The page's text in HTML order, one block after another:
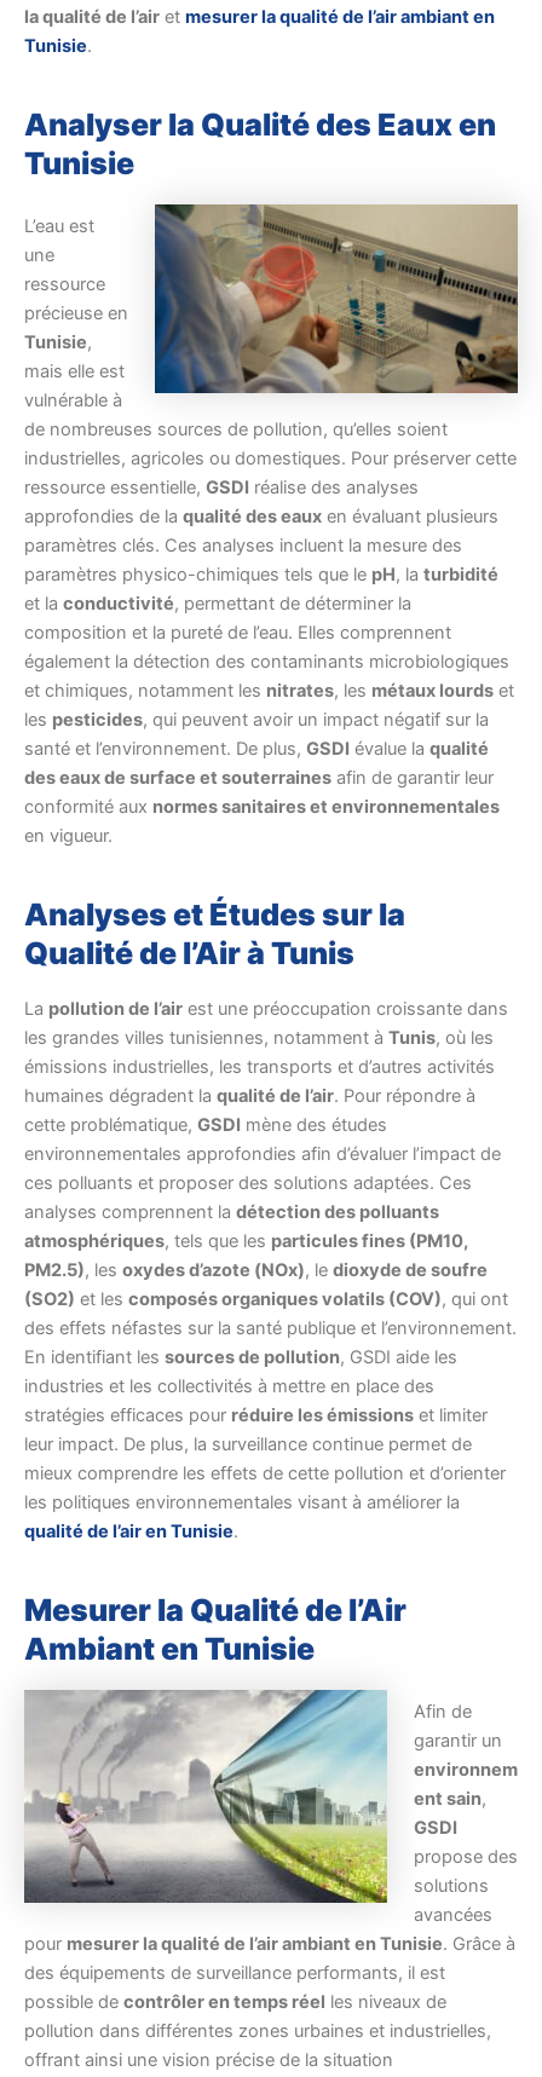
la qualité de l’air et mesurer la qualité de l’air ambiant en
Tunisie.
Analyser la Qualité des Eaux en
Tunisie
L’eau est
une
ressource
précieuse en
Tunisie,
mais elle est
vulnérable à
de nombreuses sources de pollution, qu’elles soient
industrielles, agricoles ou domestiques. Pour préserver cette
ressource essentielle, GSDI réalise des analyses
approfondies de la qualité des eaux en évaluant plusieurs
paramètres clés. Ces analyses incluent la mesure des
paramètres physico-chimiques tels que le pH, la turbidité
et la conductivité, permettant de déterminer la
composition et la pureté de l’eau. Elles comprennent
également la détection des contaminants microbiologiques
et chimiques, notamment les nitrates, les métaux lourds et
les pesticides, qui peuvent avoir un impact négatif sur la
santé et l’environnement. De plus, GSDI évalue la qualité
des eaux de surface et souterraines afin de garantir leur
conformité aux normes sanitaires et environnementales
en vigueur.
Analyses et Études sur la
Qualité de l’Air à Tunis
La pollution de l’air est une préoccupation croissante dans
les grandes villes tunisiennes, notamment à Tunis, où les
émissions industrielles, les transports et d’autres activités
humaines dégradent la qualité de l’air. Pour répondre à
cette problématique, GSDI mène des études
environnementales approfondies afin d’évaluer l’impact de
ces polluants et proposer des solutions adaptées. Ces
analyses comprennent la détection des polluants
atmosphériques, tels que les particules fines (PM10,
PM2.5), les oxydes d’azote (NOx), le dioxyde de soufre
(SO2) et les composés organiques volatils (COV), qui ont
des effets néfastes sur la santé publique et l’environnement.
En identifiant les sources de pollution, GSDI aide les
industries et les collectivités à mettre en place des
stratégies efficaces pour réduire les émissions et limiter
leur impact. De plus, la surveillance continue permet de
mieux comprendre les effets de cette pollution et d’orienter
les politiques environnementales visant à améliorer la
qualité de l’air en Tunisie.
Mesurer la Qualité de l’Air
Ambiant en Tunisie
Afin de
garantir un
environnem
ent sain,
GSDI
propose des
solutions
avancées
pour mesurer la qualité de l’air ambiant en Tunisie. Grâce à
des équipements de surveillance performants, il est
possible de contrôler en temps réel les niveaux de
pollution dans différentes zones urbaines et industrielles,
offrant ainsi une vision précise de la situation